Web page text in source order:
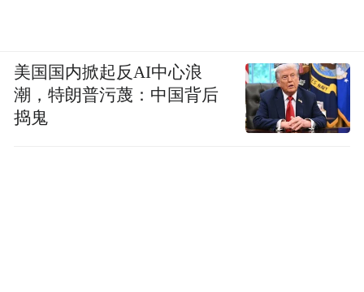
美国国内掀起反AI中心浪
潮，特朗普污蔑：中国背后
捣鬼